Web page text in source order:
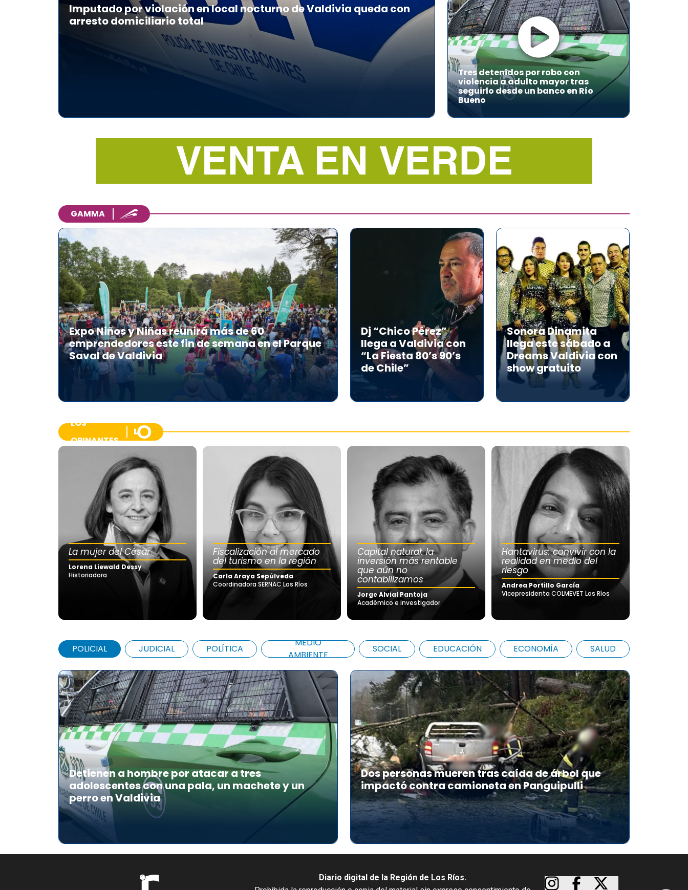
Imputado por violación en local nocturno de Valdivia queda con
arresto domiciliario total
Tres detenidos por robo con
violencia a adulto mayor tras
seguirlo desde un banco en Río
Bueno
GAMMA
Expo Niños y Niñas reunirá más de 60
emprendedores este fin de semana en el Parque
Saval de Valdivia
Dj “Chico Pérez”
llega a Valdivia con
“La Fiesta 80’s 90’s
de Chile”
Sonora Dinamita
llega este sábado a
Dreams Valdivia con
show gratuito
LOS
OPINANTES
La mujer del César
Lorena Liewald Dessy
Historiadora
Fiscalización al mercado
del turismo en la región
Carla Araya Sepúlveda
Coordinadora SERNAC Los Ríos
Capital natural: la
inversión más rentable
que aún no
contabilizamos
Jorge Alvial Pantoja
Académico e investigador
Hantavirus: convivir con la
realidad en medio del
riesgo
Andrea Portillo García
Vicepresidenta COLMEVET Los Ríos
POLICIAL JUDICIAL POLÍTICA
MEDIO
AMBIENTE
SOCIAL EDUCACIÓN ECONOMÍA SALUD
Detienen a hombre por atacar a tres
adolescentes con una pala, un machete y un
perro en Valdivia
Dos personas mueren tras caída de árbol que
impactó contra camioneta en Panguipulli
Diario digital de la Región de Los Ríos.